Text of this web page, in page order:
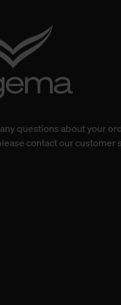
über Cookies und
sowie die Nutzung Ihrer
unserer
questions about your
contact our customer